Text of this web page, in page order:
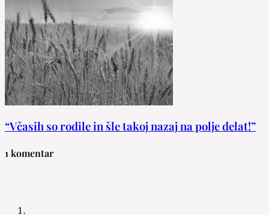
“Včasih so rodile in šle takoj nazaj na polje delat!”
1 komentar